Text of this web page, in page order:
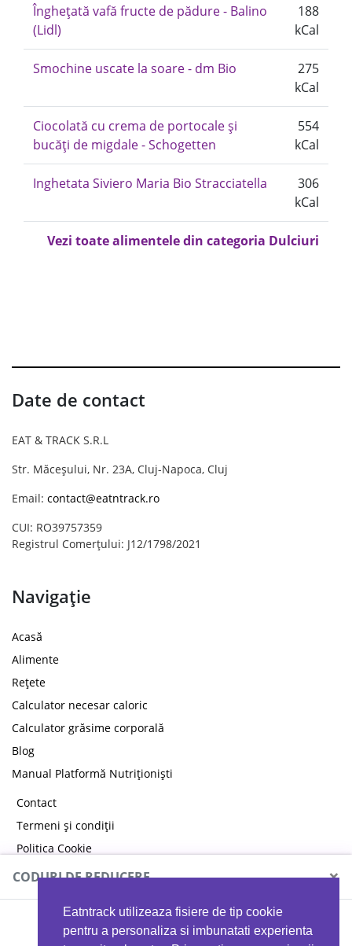
Eatntrack utilizeaza fisiere de tip cookie
pentru a personaliza si imbunatati experienta
Înghețată vafă fructe de pădure - Balino
(Lidl)
188
kCal
Smochine uscate la soare - dm Bio
275
kCal
Ciocolată cu crema de portocale și
bucăți de migdale - Schogetten
554
kCal
Inghetata Siviero Maria Bio Stracciatella
306
kCal
Vezi toate alimentele din categoria Dulciuri
Date de contact
EAT & TRACK S.R.L
Str. Măceșului, Nr. 23A, Cluj-Napoca, Cluj
Email: contact@eatntrack.ro
CUI: RO39757359
Registrul Comerțului: J12/1798/2021
Navigație
Acasă
Alimente
Rețete
Calculator necesar caloric
Calculator grăsime corporală
Blog
Manual Platformă Nutriționiști
Contact
Termeni și condiții
Politica Cookie
Politica de confidențialitate
CODURI DE REDUCERE ×
MYPROTEIN